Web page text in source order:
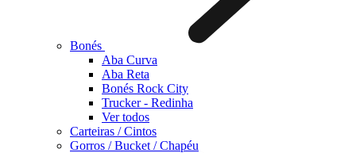
Bonés
Aba Curva
Aba Reta
Bonés Rock City
Trucker - Redinha
Ver todos
Carteiras / Cintos
Gorros / Bucket / Chapéu